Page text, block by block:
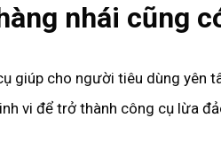
nhái cũng
giúp cho người tiêu dùng yên
vi để trở thành công cụ lừa